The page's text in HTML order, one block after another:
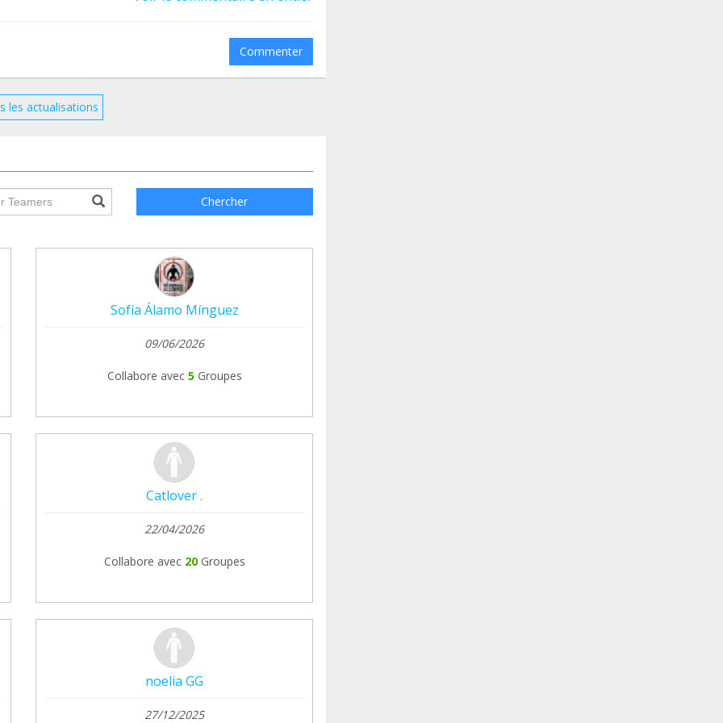
poner envío a amigos o familiares )
los links en nuestra bio
?igsh=MWhkNmh2ano4dGJlbA==
Commenter
les actualisations
Chercher
Sofía Álamo Mínguez
09/06/2026
Collabore avec 5 Groupes
Catlover .
22/04/2026
Collabore avec 20 Groupes
noelia GG
27/12/2025